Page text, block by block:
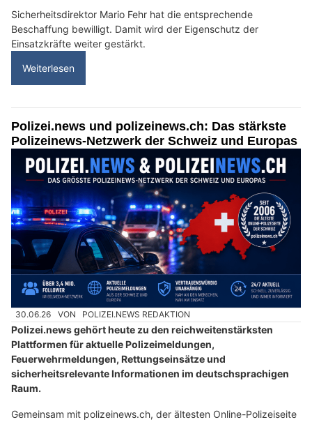
Sicherheitsdirektor Mario Fehr hat die entsprechende
Beschaffung bewilligt. Damit wird der Eigenschutz der
Einsatzkräfte weiter gestärkt.
Weiterlesen
Polizei.news und polizeinews.ch: Das stärkste
Polizeinews-Netzwerk der Schweiz und Europas
30.06.26 VON POLIZEI.NEWS REDAKTION
Polizei.news gehört heute zu den reichweitenstärksten
Plattformen für aktuelle Polizeimeldungen,
Feuerwehrmeldungen, Rettungseinsätze und
sicherheitsrelevante Informationen im deutschsprachigen
Raum.
Gemeinsam mit polizeinews.ch, der ältesten Online-Polizeiseite